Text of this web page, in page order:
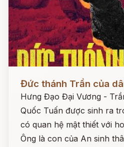
Đức thánh Trần của
Hưng Đạo Đại Vương -
Quốc Tuấn được sinh ra
có quan hệ mật thiết với
Ông là con của An sinh